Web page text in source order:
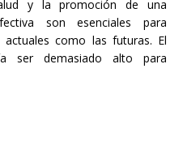
y la promoción de una
son esenciales para
como las futuras. El
ser demasiado alto para